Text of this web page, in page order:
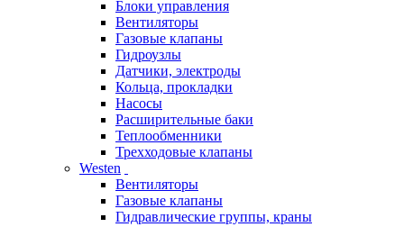
Блоки управления
Вентиляторы
Газовые клапаны
Гидроузлы
Датчики, электроды
Кольца, прокладки
Насосы
Расширительные баки
Теплообменники
Трехходовые клапаны
Westen
Вентиляторы
Газовые клапаны
Гидравлические группы, краны